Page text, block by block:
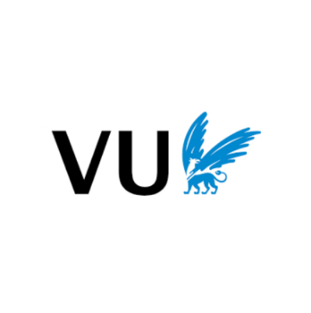
VU University Press